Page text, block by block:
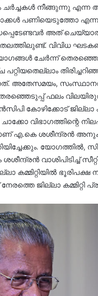
ചർച്ചകൾ നീങ്ങുന്നു
പണിയെടുത്തോ
അത്
വിവിധ
ചേർന്ന്
പറ്റിയതെല്ലാം
അതേസമയം,
ഫലം
കോഴിക്കോട് ജില്ലാ
വിഭാഗത്തിന്റെ
എ.കെ ശശീന്ദ്രൻ
യോഗത്തിൽ,
വാശിപിടിച്ച്
കമ്മിറ്റിയിൽ
ജില്ലാ കമ്മിറ്റി